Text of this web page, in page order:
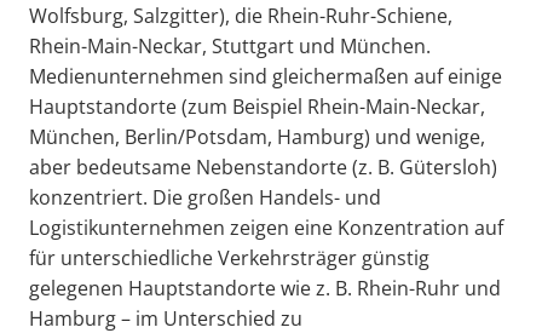
Wolfsburg, Salzgitter), die Rhein-Ruhr-Schiene,
Rhein-Main-Neckar, Stuttgart und München.
Medienunternehmen sind gleichermaßen auf einige
Hauptstandorte (zum Beispiel Rhein-Main-Neckar,
München, Berlin/Potsdam, Hamburg) und wenige,
aber bedeutsame Nebenstandorte (z. B. Gütersloh)
konzentriert. Die großen Handels- und
Logistikunternehmen zeigen eine Konzentration auf
für unterschiedliche Verkehrsträger günstig
gelegenen Hauptstandorte wie z. B. Rhein-Ruhr und
Hamburg – im Unterschied zu